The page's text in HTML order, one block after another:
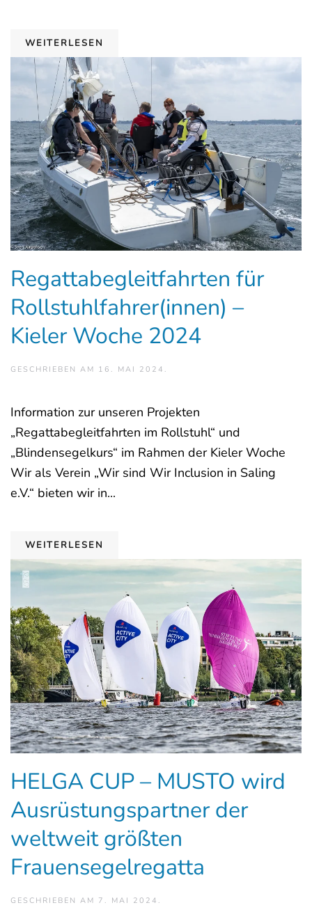
WEITERLESEN
Regattabegleitfahrten für
Rollstuhlfahrer(innen) –
Kieler Woche 2024
GESCHRIEBEN AM 16. MAI 2024 .
Information zur unseren Projekten
„Regattabegleitfahrten im Rollstuhl“ und
„Blindensegelkurs“ im Rahmen der Kieler Woche
Wir als Verein „Wir sind Wir Inclusion in Saling
e.V.“ bieten wir in...
WEITERLESEN
HELGA CUP – MUSTO wird
Ausrüstungspartner der
weltweit größten
Frauensegelregatta
GESCHRIEBEN AM 7. MAI 2024 .